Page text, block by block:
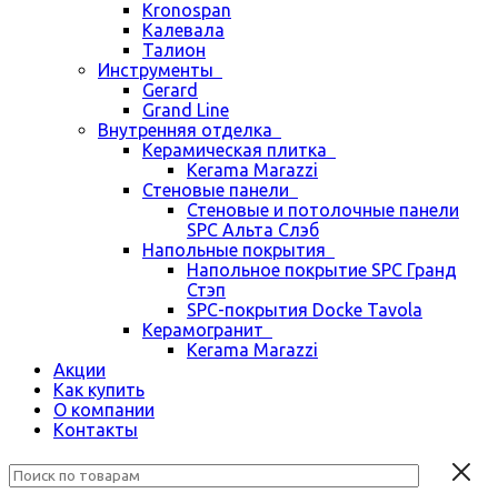
Kronospan
Калевала
Талион
Инструменты
Gerard
Grand Line
Внутренняя отделка
Керамическая плитка
Kerama Marazzi
Стеновые панели
Стеновые и потолочные панели
SPC Альта Слэб
Напольные покрытия
Напольное покрытие SPC Гранд
Стэп
SPC-покрытия Docke Tavola
Керамогранит
Kerama Marazzi
Акции
Как купить
О компании
Контакты